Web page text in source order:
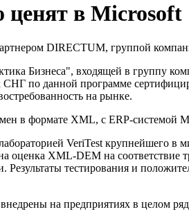
ценят в Microsoft
DIRECTUM, группой
Бизнеса", входящей в группу
по данной программе
на рынке.
в формате XML, с ERP-системой
VeriTest крупнейшего в
XML-DEM на соответствие
Результаты тестирования и
на предприятиях в целом